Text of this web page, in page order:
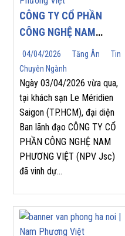
CÔNG TY CỔ PHẦN
CÔNG NGHỆ NAM
PHƯƠNG VIỆT (NPV
JSC) TỰ HÀO ĐÓN
NHẬN GIẢI THƯỞNG
“TOP SALES
PERFORMANCE 2025”
TẠI HỘI NGHỊ NHÀ
PHÂN PHỐI YASKAWA
2026
04/04/2026 Tăng Ân
Tin
Chuyên Ngành
Ngày 03/04/2026 vừa qua,
tại khách sạn Le Méridien
Saigon (TP.HCM), đại diện
Ban lãnh đạo CÔNG TY CỔ
PHẦN CÔNG NGHỆ NAM
PHƯƠNG VIỆT (NPV Jsc)
đã vinh dự...